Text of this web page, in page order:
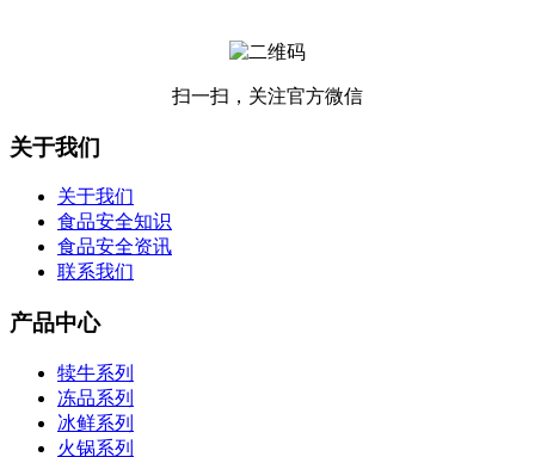
扫一扫，关注官方微信
关于我们
关于我们
食品安全知识
食品安全资讯
联系我们
产品中心
犊牛系列
冻品系列
冰鲜系列
火锅系列